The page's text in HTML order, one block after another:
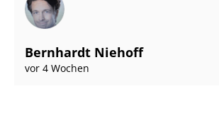
Bernhardt Niehoff
vor 4 Wochen